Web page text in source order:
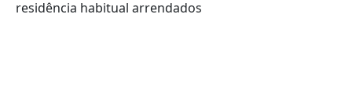
residência habitual arrendados